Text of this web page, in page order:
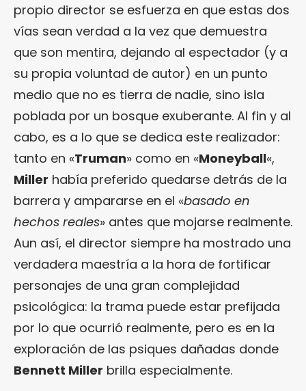
propio director se esfuerza en que estas dos
vías sean verdad a la vez que demuestra
que son mentira, dejando al espectador (y a
su propia voluntad de autor) en un punto
medio que no es tierra de nadie, sino isla
poblada por un bosque exuberante. Al fin y al
cabo, es a lo que se dedica este realizador:
tanto en «Truman» como en «Moneyball«,
Miller había preferido quedarse detrás de la
barrera y ampararse en el «basado en
hechos reales» antes que mojarse realmente.
Aun así, el director siempre ha mostrado una
verdadera maestría a la hora de fortificar
personajes de una gran complejidad
psicológica: la trama puede estar prefijada
por lo que ocurrió realmente, pero es en la
exploración de las psiques dañadas donde
Bennett Miller brilla especialmente.